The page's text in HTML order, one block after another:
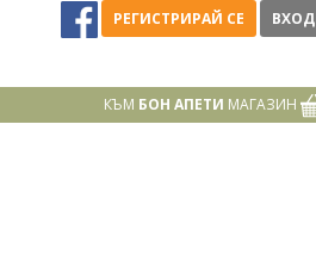
РЕГИСТРИРАЙ СЕ ВХОД
КЪМ БОН АПЕТИ МАГАЗИН